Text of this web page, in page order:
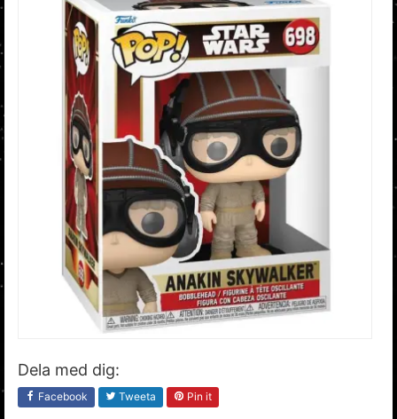
Dela med dig:
Facebook Tweeta Pin it